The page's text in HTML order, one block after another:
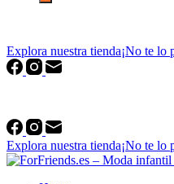
Explora nuestra tienda¡No te lo
Explora nuestra tienda¡No te lo